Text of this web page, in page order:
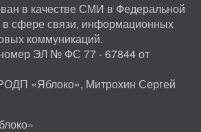
в качестве СМИ в Федеральной
в сфере связи, информационных
коммуникаций.
ЭЛ № ФС 77 - 67844 от
«Яблоко», Митрохин Сергей